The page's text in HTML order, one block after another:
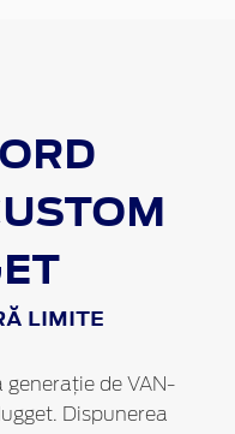
LIMITE
de VAN-
Dispunerea